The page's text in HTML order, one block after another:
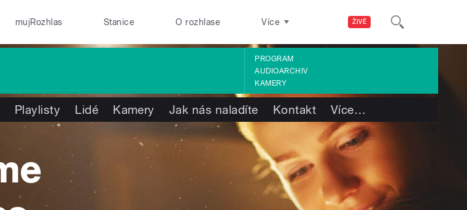
ŽIVĚ
mujRozhlas Stanice O rozhlase Více
PROGRAM
AUDIOARCHIV
KAMERY
Playlisty Lidé Kamery Jak nás naladíte Kontakt Více…